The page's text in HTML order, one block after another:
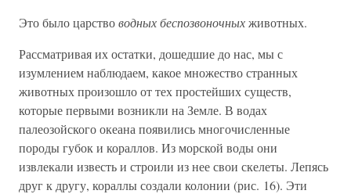
Это было царствоводных беспозвоночныхживотных.
Рассматривая их остатки, дошедшие до нас, мы с
изумлением наблюдаем, какое множество странных
животных произошло от тех простейших существ,
которые первыми возникли на Земле. В водах
палеозойского океана появились многочисленные
породы губок и кораллов. Из морской воды они
извлекали известь и строили из нее свои скелеты. Лепясь
друг к другу, кораллы создали колонии (рис. 16). Эти